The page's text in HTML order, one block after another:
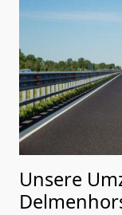
Unsere